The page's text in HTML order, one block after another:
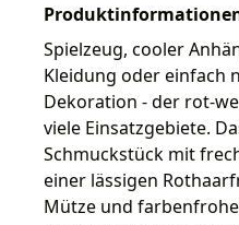
Spielzeug, cooler
Kleidung oder einfach
Dekoration - der rot-
viele Einsatzgebiete.
Schmuckstück mit
einer lässigen
Mütze und